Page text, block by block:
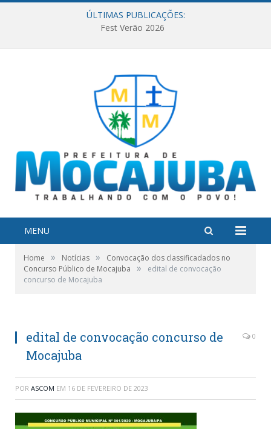
ÚLTIMAS PUBLICAÇÕES:
Fest Verão 2026
MENU
Home » Notícias »
Convocação dos classificadados no
Concurso Público de Mocajuba
»
edital de convocação
concurso de Mocajuba
edital de convocação concurso de
Mocajuba
0
POR ASCOM EM 16 DE FEVEREIRO DE 2023